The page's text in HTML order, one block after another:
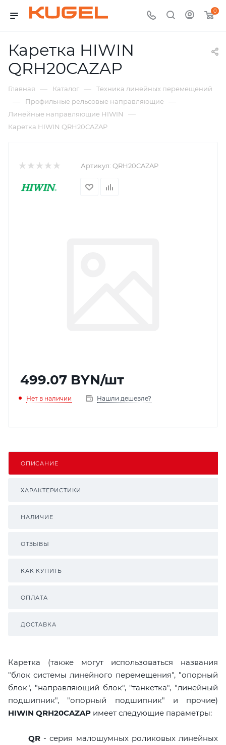
0
Каретка HIWIN
QRH20CAZAP
Главная — Каталог — Техника линейных перемещений
— Профильные рельсовые направляющие —
Линейные направляющие HIWIN —
Каретка HIWIN QRH20CAZAP
Артикул: QRH20CAZAP
499.07 BYN/шт
Нет в наличии Нашли дешевле?
ОПИСАНИЕ
ХАРАКТЕРИСТИКИ
НАЛИЧИЕ
ОТЗЫВЫ
КАК КУПИТЬ
ОПЛАТА
ДОСТАВКА
Каретка (также могут использоваться названия
"блок системы линейного перемещения", "опорный
блок", "направляющий блок", "танкетка", "линейный
подшипник", "опорный подшипник" и прочие)
HIWIN QRH20CAZAP имеет следующие параметры:
QR - серия малошумных роликовых линейных